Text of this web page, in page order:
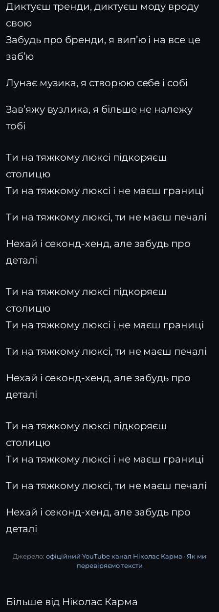
Диктуєш тренди, диктуєш моду вроду
свою
Забудь про бренди, я випʼю і на все це
забʼю
Лунає музика, я створюю себе і собі
Завʼяжу вузлика, я більше не належу
тобі
Ти на тяжкому люксі підкоряєш
столицю
Ти на тяжкому люксі і не маєш границі
Ти на тяжкому люксі, ти не маєш печалі
Нехай і секонд-хенд, але забудь про
деталі
Ти на тяжкому люксі підкоряєш
столицю
Ти на тяжкому люксі і не маєш границі
Ти на тяжкому люксі, ти не маєш печалі
Нехай і секонд-хенд, але забудь про
деталі
Ти на тяжкому люксі підкоряєш
столицю
Ти на тяжкому люксі і не маєш границі
Ти на тяжкому люксі, ти не маєш печалі
Нехай і секонд-хенд, але забудь про
деталі
Джерело: офіційний YouTube канал Ніколас Карма · Як ми
перевіряємо тексти
Більше від Ніколас Карма